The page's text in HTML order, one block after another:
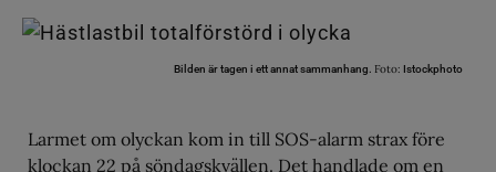
Bilden är tagen i ett annat sammanhang. Foto: Istockphoto
Larmet om olyckan kom in till SOS-alarm strax före
klockan 22 på söndagskvällen. Det handlade om en